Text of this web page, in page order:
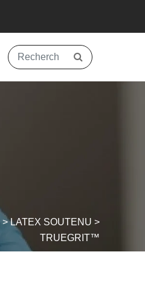
>LATEX SOUTENU >
TRUEGRIT™